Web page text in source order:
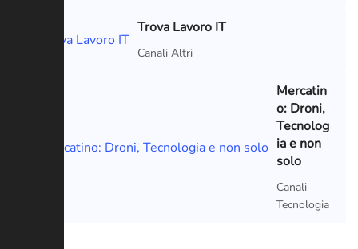
Trova Lavoro IT
Canali Altri
Mercatin
o: Droni,
Tecnolog
ia e non
solo
Canali
Tecnologia